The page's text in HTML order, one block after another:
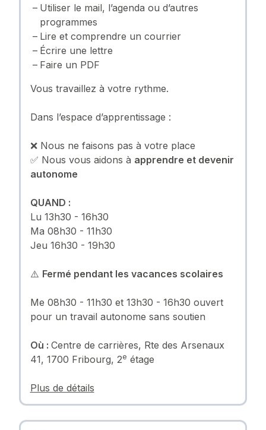
Utiliser le mail, l’agenda ou d’autres
programmes
Lire et comprendre un courrier
Écrire une lettre
Faire un PDF
Vous travaillez à votre rythme.
Dans l’espace d’apprentissage :
❌ Nous ne faisons pas à votre place
✅ Nous vous aidons à apprendre et devenir
autonome
QUAND :
Lu 13h30 - 16h30
Ma 08h30 - 11h30
Jeu 16h30 - 19h30
⚠️ Fermé pendant les vacances scolaires
Me 08h30 - 11h30 et 13h30 - 16h30 ouvert
pour un travail autonome sans soutien
Où : Centre de carrières, Rte des Arsenaux
41, 1700 Fribourg, 2e étage
Plus de détails